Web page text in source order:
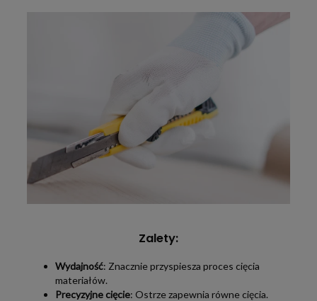
Zalety:
Wydajność: Znacznie przyspiesza proces cięcia
materiałów.
Precyzyjne cięcie: Ostrze zapewnia równe cięcia.